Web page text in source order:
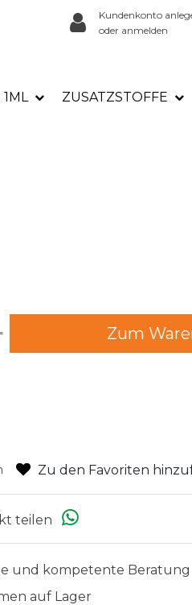
Kundenkonto
oder anmelden
ZUSATZSTOFFE
Zum
Zu den Favoriten
teilen
und kompetente Beratung
auf Lager